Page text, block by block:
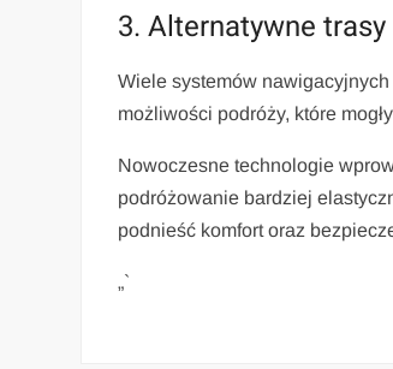
3. Alternatywne trasy
Wiele systemów
możliwości podróży, które
Nowoczesne technologie
podróżowanie bardziej
podnieść komfort oraz
„`